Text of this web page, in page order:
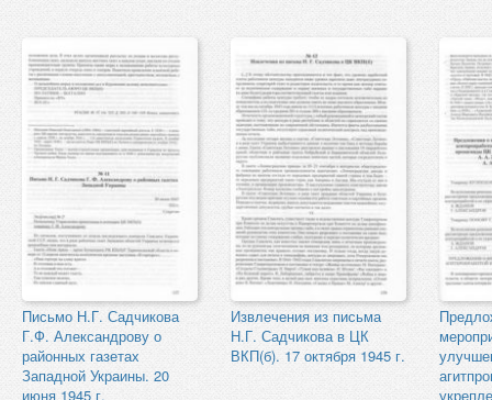
Письмо Н.Г. Садчикова
Г.Ф. Александрову о
районных газетах
Западной Украины. 20
июня 1945 г.
Извлечения из письма
Н.Г. Садчикова в ЦК
ВКП(б). 17 октября 1945 г.